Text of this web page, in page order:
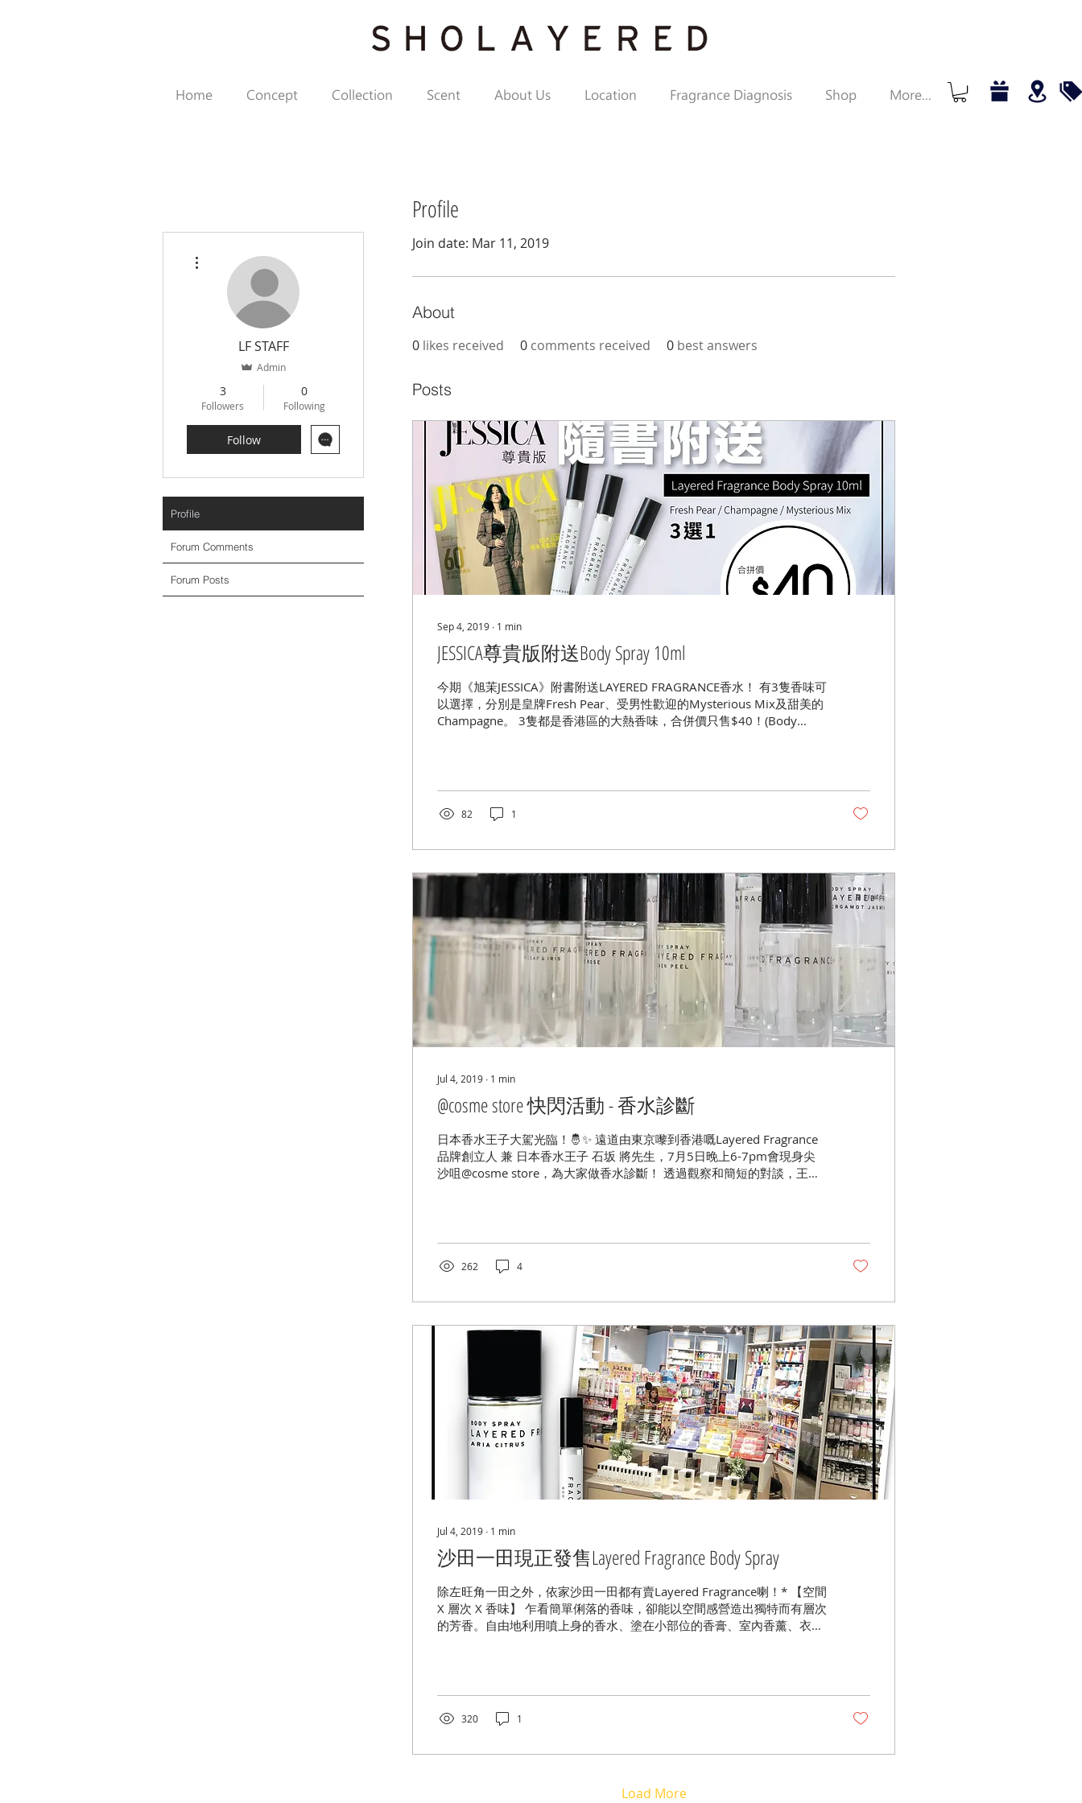
Home Concept Collection Scent About Us Location Fragrance Diagnosis Shop More...
Profile
Join date: Mar 11, 2019
About
0 likes received 0 comments received 0 best answers
Posts
Sep 4, 2019 ∙ 1 min
JESSICA尊貴版附送Body Spray 10ml
今期《旭茉JESSICA》附書附送LAYERED FRAGRANCE香水！ 有3隻香味可
以選擇，分別是皇牌Fresh Pear、受男性歡迎的Mysterious Mix及甜美的
Champagne。 3隻都是香港區的大熱香味，合併價只售$40！(Body
82 1
Jul 4, 2019 ∙ 1 min
@cosme store 快閃活動 - 香水診斷
日本香水王子大駕光臨！🤴✨ 遠道由東京嚟到香港嘅Layered Fragrance
品牌創立人 兼 日本香水王子 石坂 將先生，7月5日晚上6-7pm會現身尖
沙咀@cosme store，為大家做香水診斷！ 透過觀察和簡短的對談，王子
262 4
Jul 4, 2019 ∙ 1 min
沙田一田現正發售Layered Fragrance Body Spray
除左旺角一田之外，依家沙田一田都有賣Layered Fragrance喇！* 【空間
X 層次 X 香味】 乍看簡單俐落的香味，卻能以空間感營造出獨特而有層次
的芳香。自由地利用噴上身的香水、塗在小部位的香膏、室內香薰、衣物
320 1
Load More
LF STAFF
Admin
3
Followers
0
Following
Follow
Profile
Forum Comments
Forum Posts